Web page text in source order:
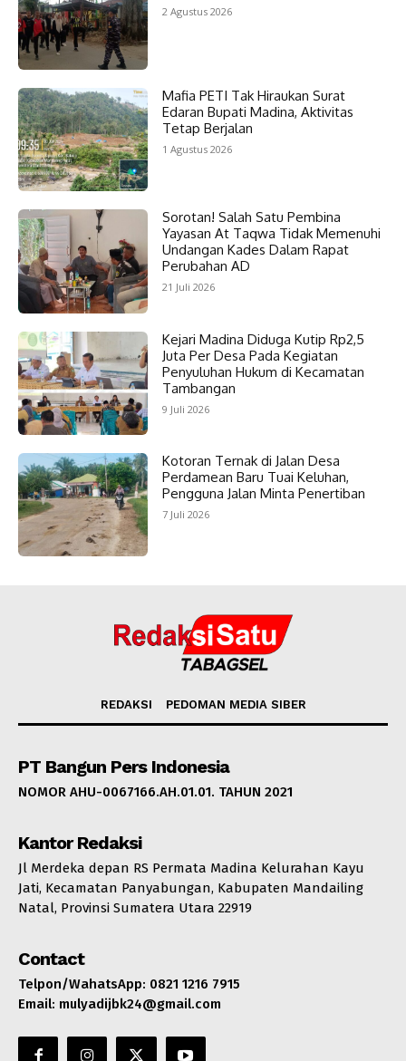
2 Agustus 2026
Mafia PETI Tak Hiraukan Surat
Edaran Bupati Madina, Aktivitas
Tetap Berjalan
1 Agustus 2026
Sorotan! Salah Satu Pembina
Yayasan At Taqwa Tidak Memenuhi
Undangan Kades Dalam Rapat
Perubahan AD
21 Juli 2026
Kejari Madina Diduga Kutip Rp2,5
Juta Per Desa Pada Kegiatan
Penyuluhan Hukum di Kecamatan
Tambangan
9 Juli 2026
Kotoran Ternak di Jalan Desa
Perdamean Baru Tuai Keluhan,
Pengguna Jalan Minta Penertiban
7 Juli 2026
REDAKSI PEDOMAN MEDIA SIBER
PT Bangun Pers Indonesia
NOMOR AHU-0067166.AH.01.01. TAHUN 2021
Kantor Redaksi
Jl Merdeka depan RS Permata Madina Kelurahan Kayu
Jati, Kecamatan Panyabungan, Kabupaten Mandailing
Natal, Provinsi Sumatera Utara 22919
Contact
Telpon/WahatsApp: 0821 1216 7915
Email: mulyadijbk24@gmail.com